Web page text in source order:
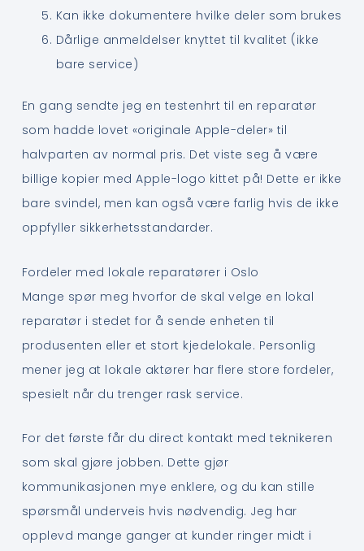
Kan ikke dokumentere hvilke deler som brukes
Dårlige anmeldelser knyttet til kvalitet (ikke
bare service)
En gang sendte jeg en testenhrt til en reparatør
som hadde lovet «originale Apple-deler» til
halvparten av normal pris. Det viste seg å være
billige kopier med Apple-logo kittet på! Dette er ikke
bare svindel, men kan også være farlig hvis de ikke
oppfyller sikkerhetsstandarder.
Fordeler med lokale reparatører i Oslo
Mange spør meg hvorfor de skal velge en lokal
reparatør i stedet for å sende enheten til
produsenten eller et stort kjedelokale. Personlig
mener jeg at lokale aktører har flere store fordeler,
spesielt når du trenger rask service.
For det første får du direct kontakt med teknikeren
som skal gjøre jobben. Dette gjør
kommunikasjonen mye enklere, og du kan stille
spørsmål underveis hvis nødvendig. Jeg har
opplevd mange ganger at kunder ringer midt i